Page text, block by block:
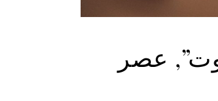
عصر